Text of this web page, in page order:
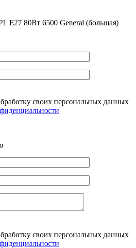
E27 80Вт 6500 General (большая)
своих персональных данных
своих персональных данных